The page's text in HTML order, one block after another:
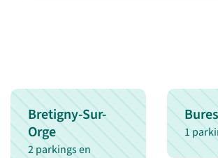
Bretigny-Sur-
Orge
2 parkings en
1